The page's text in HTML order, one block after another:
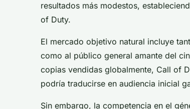
resultados más modestos,
of Duty.
El mercado objetivo natural incluye
como al público general amante del
copias vendidas globalmente, Call of
podría traducirse en audiencia inicial
Sin embargo, la competencia en el